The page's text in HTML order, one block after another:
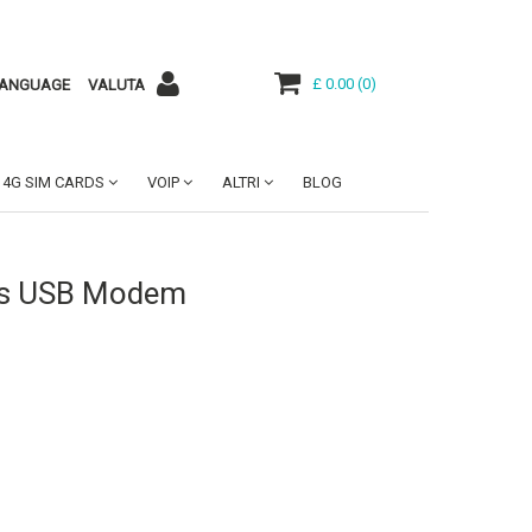
VALUTA £ 0.00 (0)
4G SIM CARDS VOIP ALTRI BLOG
USB Modem